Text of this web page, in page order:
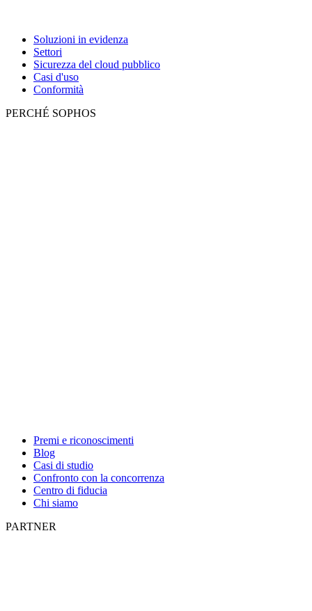
Soluzioni in evidenza
Settori
Sicurezza del cloud pubblico
Casi d'uso
Conformità
PERCHÉ SOPHOS
Premi e riconoscimenti
Blog
Casi di studio
Confronto con la concorrenza
Centro di fiducia
Chi siamo
PARTNER